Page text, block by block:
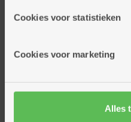
partners kunnen deze
Cookies voor statistieken
Cookies voor marketing
Alles
Assistentiewoningen
Woonzorgcentra
Mijn Zorgbedrijf